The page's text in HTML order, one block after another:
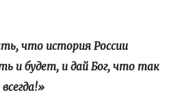
что история России
и будет, и дай Бог, что так